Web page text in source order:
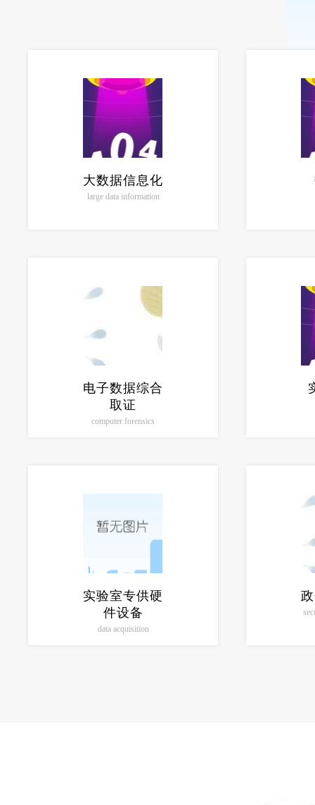
大数据信息化
large data information
电子数据综合
取证
computer forensics
实验室专供硬
件设备
data acquisition